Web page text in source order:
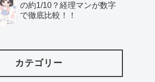
の約1/10？経理マンが数字
で徹底比較！！
カテゴリー